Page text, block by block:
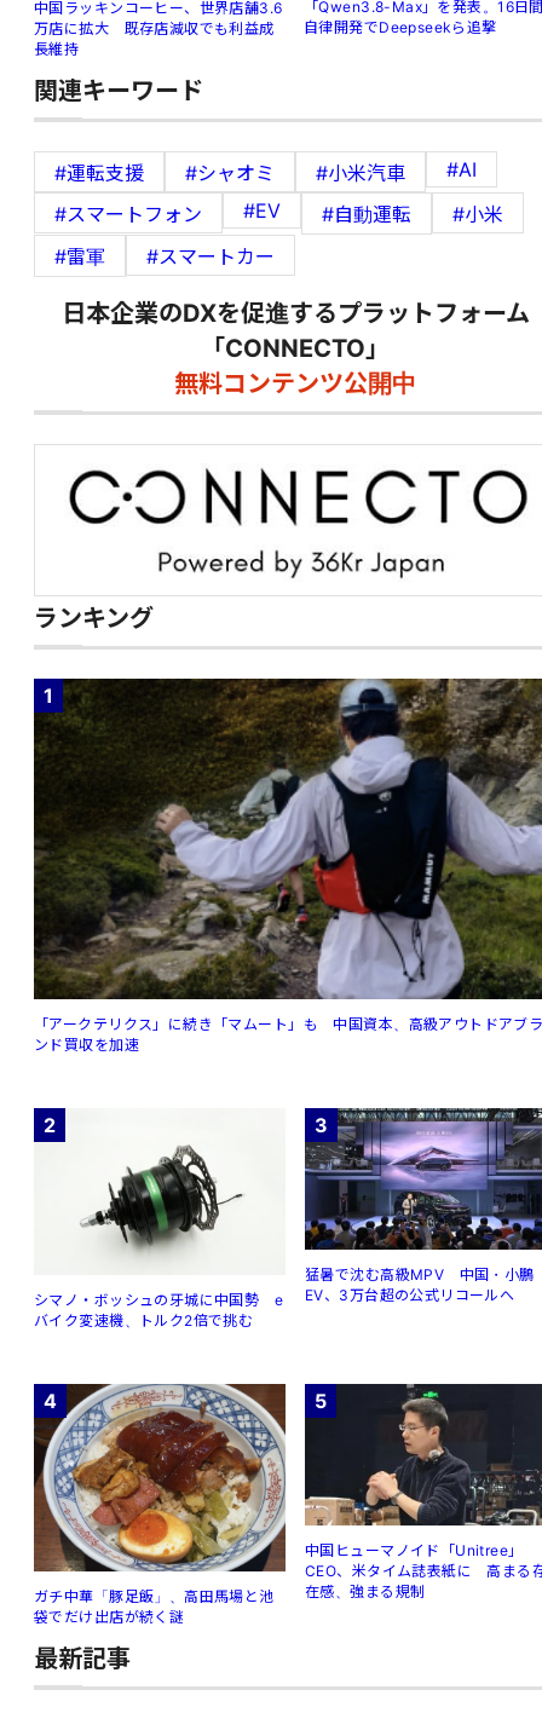
中国ラッキンコーヒー、世界店舗3.6
万店に拡大 既存店減収でも利益成
長維持
「Qwen3.8-Max」を発表。16日
自律開発でDeepseekら追撃
関連キーワード
#運転支援 #シャオミ #小米汽車
#AI
#スマートフォン
#EV #自動運転
#小米
#雷軍
#スマートカー
日本企業のDXを促進するプラットフォーム
「CONNECTO」
無料コンテンツ公開中
ランキング
1
「アークテリクス」に続き「マムート」も 中国資本、高級アウトドアブ
ンド買収を加速
2
シマノ・ボッシュの牙城に中国勢 e
バイク変速機、トルク2倍で挑む
3
猛暑で沈む高級MPV 中国・小鵬
EV、3万台超の公式リコールへ
4
ガチ中華「豚足飯」、高田馬場と池
袋でだけ出店が続く謎
5
中国ヒューマノイド「Unitree」
CEO、米タイム誌表紙に 高まる
在感、強まる規制
最新記事